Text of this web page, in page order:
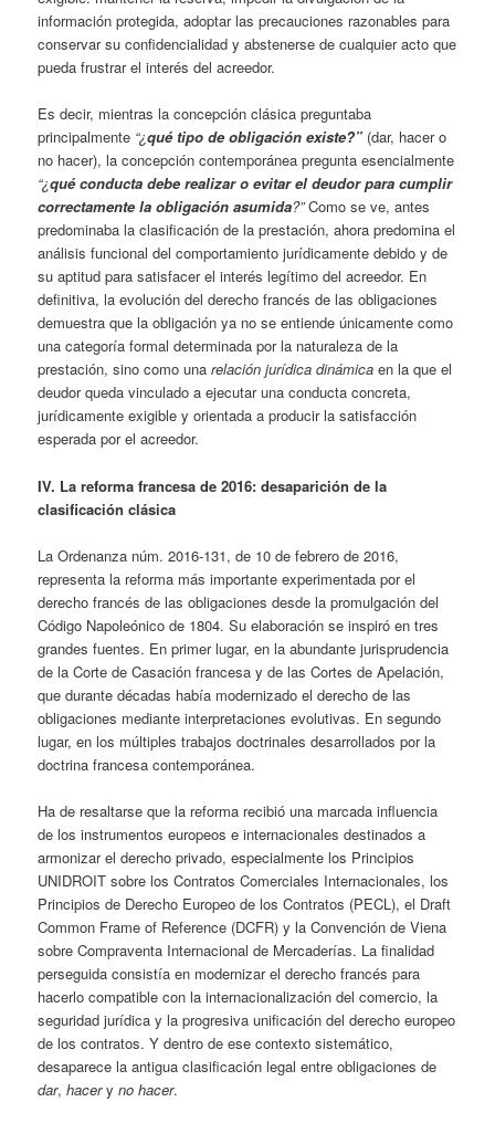
información protegida, adoptar las precauciones razonables para
conservar su confidencialidad y abstenerse de cualquier acto que
pueda frustrar el interés del acreedor.
Es decir, mientras la concepción clásica preguntaba
principalmente “¿qué tipo de obligación existe?” (dar, hacer o
no hacer), la concepción contemporánea pregunta esencialmente
“¿qué conducta debe realizar o evitar el deudor para cumplir
correctamente la obligación asumida?”Como se ve, antes
predominaba la clasificación de la prestación, ahora predomina el
análisis funcional del comportamiento jurídicamente debido y de
su aptitud para satisfacer el interés legítimo del acreedor. En
definitiva, la evolución del derecho francés de las obligaciones
demuestra que la obligación ya no se entiende únicamente como
una categoría formal determinada por la naturaleza de la
prestación, sino como unarelación jurídica dinámica en la que el
deudor queda vinculado a ejecutar una conducta concreta,
jurídicamente exigible y orientada a producir la satisfacción
esperada por el acreedor.
IV. La reforma francesa de 2016: desaparición de la
clasificación clásica
La Ordenanza núm. 2016-131, de 10 de febrero de 2016,
representa la reforma más importante experimentada por el
derecho francés de las obligaciones desde la promulgación del
Código Napoleónico de 1804. Su elaboración se inspiró en tres
grandes fuentes. En primer lugar, en la abundante jurisprudencia
de la Corte de Casación francesa y de las Cortes de Apelación,
que durante décadas había modernizado el derecho de las
obligaciones mediante interpretaciones evolutivas. En segundo
lugar, en los múltiples trabajos doctrinales desarrollados por la
doctrina francesa contemporánea.
Ha de resaltarse que la reforma recibió una marcada influencia
de los instrumentos europeos e internacionales destinados a
armonizar el derecho privado, especialmente los Principios
UNIDROIT sobre los Contratos Comerciales Internacionales, los
Principios de Derecho Europeo de los Contratos (PECL), el Draft
Common Frame of Reference (DCFR) y la Convención de Viena
sobre Compraventa Internacional de Mercaderías. La finalidad
perseguida consistía en modernizar el derecho francés para
hacerlo compatible con la internacionalización del comercio, la
seguridad jurídica y la progresiva unificación del derecho europeo
de los contratos. Y dentro de ese contexto sistemático,
desaparece la antigua clasificación legal entre obligaciones de
dar,haceryno hacer.